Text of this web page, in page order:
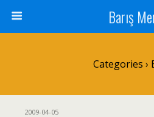
Barış
Categories ›
2009-04-05